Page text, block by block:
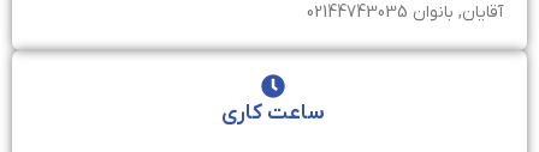
آقایان, بانوان 02144743035
ساعت کاری